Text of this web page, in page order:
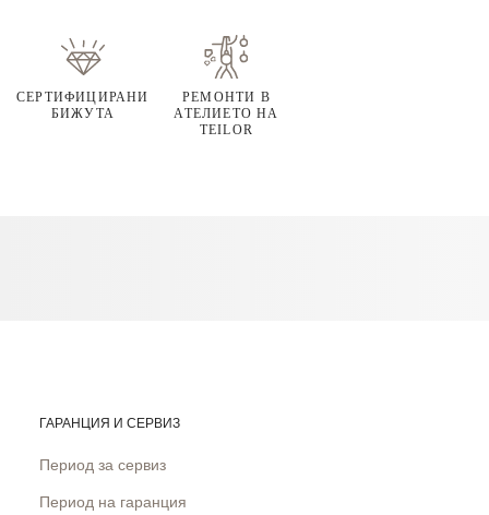
СЕРТИФИЦИРАНИ
БИЖУТА
РЕМОНТИ В
АТЕЛИЕТО НА
TEILOR
ГАРАНЦИЯ И СЕРВИЗ
Период за сервиз
Период на гаранция